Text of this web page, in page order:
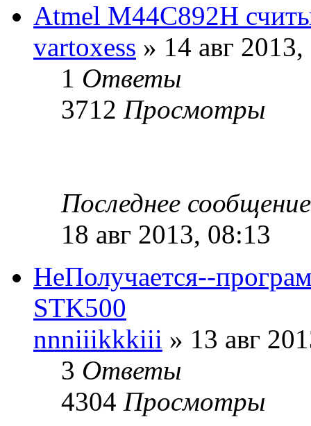
Atmel M44C892H
vartoxess » 14 авг
1 Ответы
3712 Просмотры
Последнее
18 авг 2013, 08:13
НеПолучается--
STK500
nnniiikkkiii » 13 авг
3 Ответы
4304 Просмотры